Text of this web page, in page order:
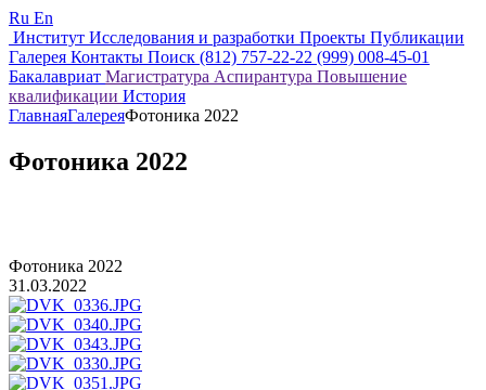
Ru En
Институт Исследования и разработки Проекты Публикации
Галерея Контакты Поиск (812) 757-22-22 (999) 008-45-01
Бакалавриат Магистратура Аспирантура Повышение
квалификации История
ГлавнаяГалереяФотоника 2022
Фотоника 2022
Фотоника 2022
31.03.2022